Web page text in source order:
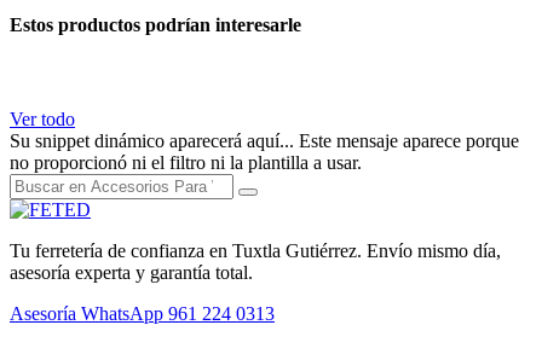
Estos productos podrían interesarle
Ver todo
Su snippet dinámico aparecerá aquí... Este mensaje aparece porque
no proporcionó ni el filtro ni la plantilla a usar.
Tu ferretería de confianza en Tuxtla Gutiérrez. Envío mismo día,
asesoría experta y garantía total.
Asesoría WhatsApp 961 224 0313